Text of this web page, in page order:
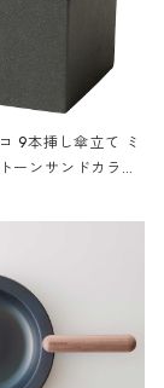
9本挿し傘立て ミ
ーンサンドカラー
Stand CUB
ドブラック